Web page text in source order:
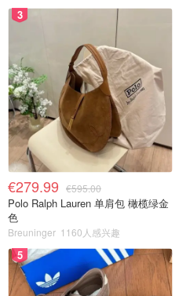
3
€279.99 €595.00
Polo Ralph Lauren 单肩包 橄榄绿金
色
Breuninger 1160人感兴趣
5